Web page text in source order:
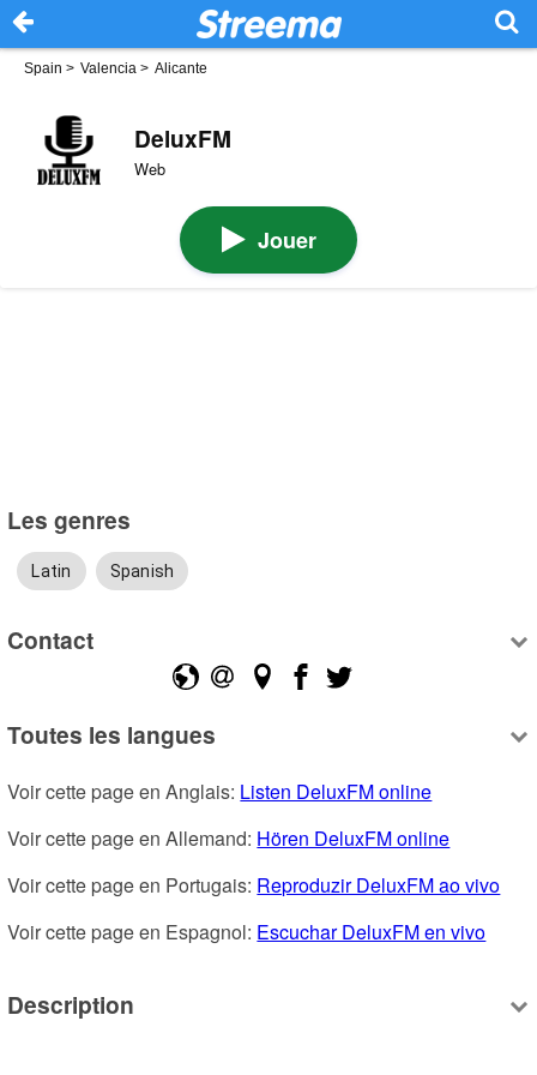
Spain > Valencia > Alicante
DeluxFM
Web
Jouer
Les genres
Latin Spanish
Contact
Toutes les langues
Voir cette page en Anglais: Listen DeluxFM online
Voir cette page en Allemand: Hören DeluxFM online
Voir cette page en Portugais: Reproduzir DeluxFM ao vivo
Voir cette page en Espagnol: Escuchar DeluxFM en vivo
Description